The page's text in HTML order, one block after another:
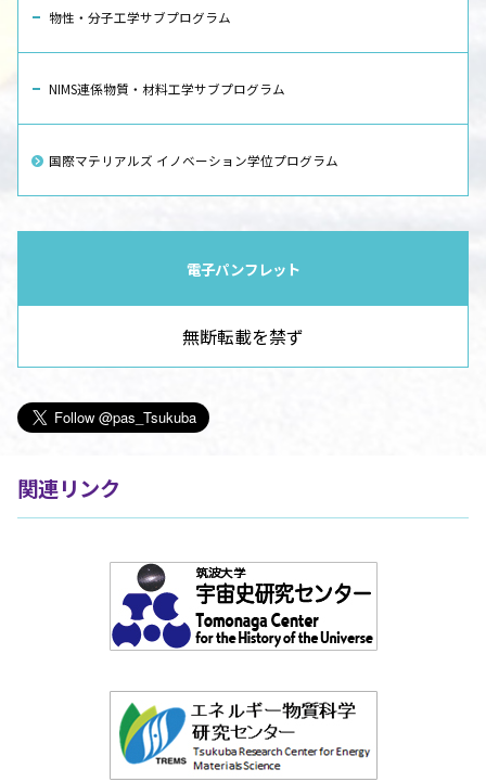
物性・分子工学サブプログラム
NIMS連係物質・材料工学サブプログラム
国際マテリアルズ イノベーション学位プログラム
電子パンフレット
無断転載を禁ず
関連リンク